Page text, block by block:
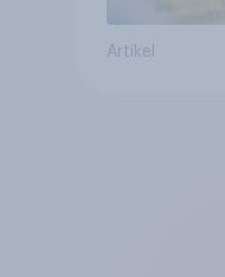
Artikel